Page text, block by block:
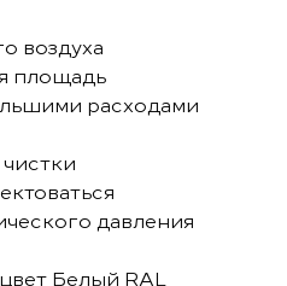
воздуха
площадь
расходами
давления
Белый RAL